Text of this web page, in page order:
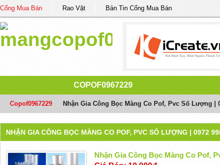
Cổng Mua Bán Rao Vặt Bản Tin Cổng Mua Bán
COPOF0967229
Copof0967229 Nhận Gia Công Bọc Màng Co Pof, Pvc Số Lượng |
NHẬN GIA CÔNG BỌC MÀNG CO POF, PVC SỐ LƯỢNG | 0972
Nhận Gia Công Bọc Màng Co Pof,